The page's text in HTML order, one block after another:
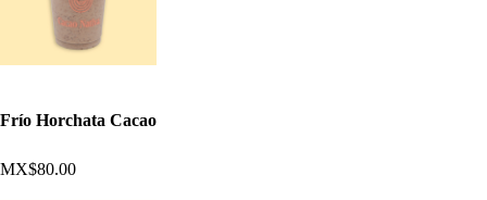
Frío Horchata Cacao
MX$80.00